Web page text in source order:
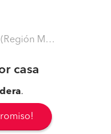
- Santiago)
casa
.